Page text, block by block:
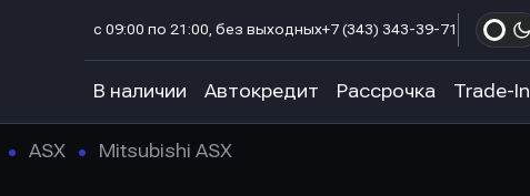
с 09:00 по 21:00, без выходных+7 (343) 343-39-71
В наличии Автокредит Рассрочка Trade-In
ASX Mitsubishi ASX